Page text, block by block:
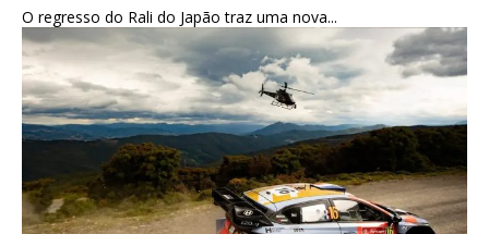
O regresso do Rali do Japão traz uma nova...